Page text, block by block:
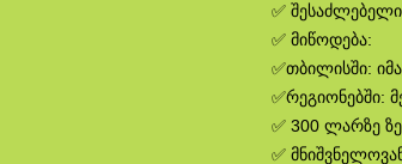
✅
✅ მიწოდება:
✅თბილისში:
✅რეგიონებში:
✅ 300 ლარზე
✅